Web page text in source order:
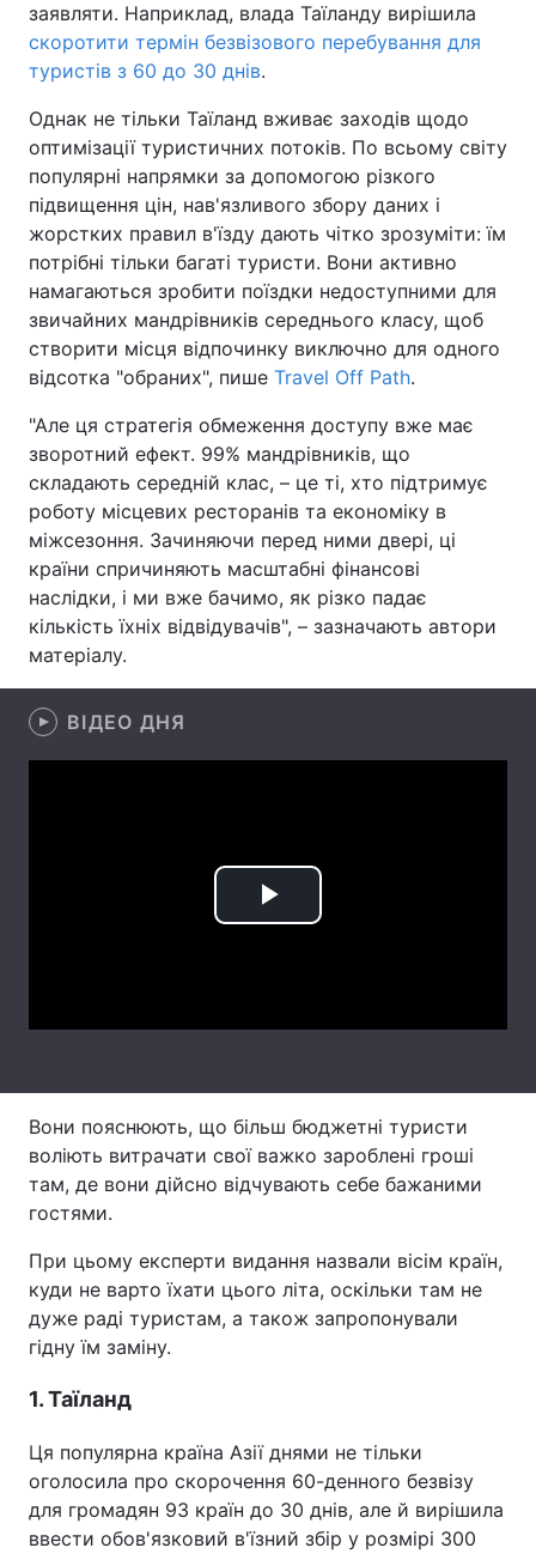
Спорт Наука
Техно і зв'язок
Зброя Інциденти
Здоров'я
Цікавинки Погода
Екологія Регіони
Лонгріди
Відео з Youtube Статті
Інтерв'ю Думки
Архів
Контакти
Послуги
заявляти. Наприклад, влада Таїланду вирішила
скоротити термін безвізового перебування для
туристів з 60 до 30 днів.
Однак не тільки Таїланд вживає заходів щодо
оптимізації туристичних потоків. По всьому світу
популярні напрямки за допомогою різкого
підвищення цін, нав'язливого збору даних і
жорстких правил в'їзду дають чітко зрозуміти: їм
потрібні тільки багаті туристи. Вони активно
намагаються зробити поїздки недоступними для
звичайних мандрівників середнього класу, щоб
створити місця відпочинку виключно для одного
відсотка "обраних", пише Travel Off Path.
"Але ця стратегія обмеження доступу вже має
зворотний ефект. 99% мандрівників, що
складають середній клас, – це ті, хто підтримує
роботу місцевих ресторанів та економіку в
міжсезоння. Зачиняючи перед ними двері, ці
країни спричиняють масштабні фінансові
наслідки, і ми вже бачимо, як різко падає
кількість їхніх відвідувачів", – зазначають автори
матеріалу.
ВІДЕО ДНЯ
Play
Вони пояснюють, що більш бюджетні туристи
воліють витрачати свої важко зароблені гроші
там, де вони дійсно відчувають себе бажаними
гостями.
При цьому експерти видання назвали вісім країн,
куди не варто їхати цього літа, оскільки там не
дуже раді туристам, а також запропонували
гідну їм заміну.
1. Таїланд
Ця популярна країна Азії днями не тільки
оголосила про скорочення 60-денного безвізу
для громадян 93 країн до 30 днів, але й вирішила
ввести обов'язковий в'їзний збір у розмірі 300